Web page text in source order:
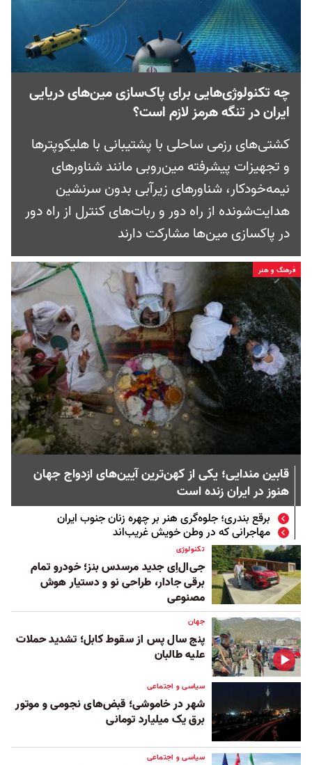
چه تکنولوژی‌هایی برای پاک‌سازی مین‌های دریایی
ایران در تنگه هرمز لازم است؟
کشتی‌های رزمی ساحلی با پشتیبانی با هلیکوپترها
و تجهیزات پیشرفته مین‌روبی مانند شناورهای
نیمه‌خودکار، شناورهای زیرآبی بدون سرنشین
هدایت‌شونده از راه دور و ربات‌های کنترل از راه دور
در پاکسازی مین‌ها مشارکت دارند
فرهنگ و هنر
قابین مندایی؛ یکی از کهن‌ترین آیین‌های ازدواج جهان
هنوز در ایران زنده است
برقع بندری؛ جلوه‌گری هنر بر چهره زنان جنوب ایران
مهاجرانی که در وطن خویش غریب‌اند
تکنولوژی
جی‌ال‌اِی جدید مرسدس بنز؛ خودرو تمام
برقی جادار، طراحی نو و دستیار هوش
مصنوعی
جهان
پنج سال پس از سقوط کابل؛ تشدید حملات
علیه طالبان
سیاسی و اجتماعی
شهر در خاموشی؛ قبض‌های نجومی و موتور
برق یک میلیارد تومانی
سیاسی و اجتماعی